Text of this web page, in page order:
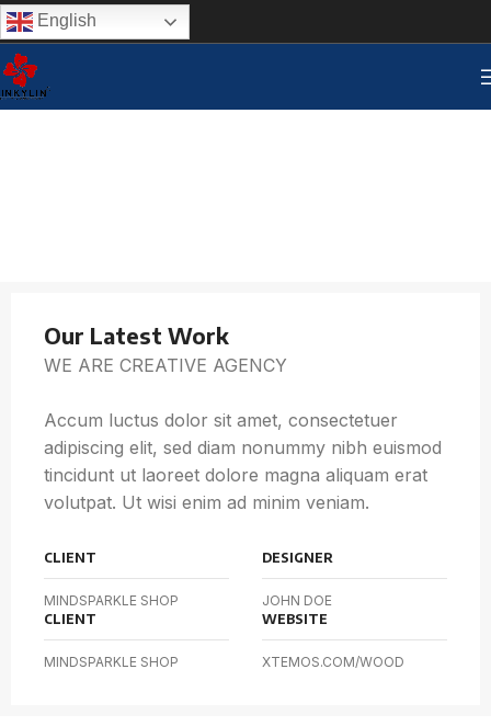
English
Our Latest Work
WE ARE CREATIVE AGENCY
Accum luctus dolor sit amet, consectetuer
adipiscing elit, sed diam nonummy nibh euismod
tincidunt ut laoreet dolore magna aliquam erat
volutpat. Ut wisi enim ad minim veniam.
CLIENT
MINDSPARKLE SHOP
DESIGNER
JOHN DOE
CLIENT
MINDSPARKLE SHOP
WEBSITE
XTEMOS.COM/WOOD